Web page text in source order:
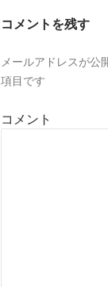
ゲ
シ
ン
コメントを残す
メールアドレスが公
項目です
コメント